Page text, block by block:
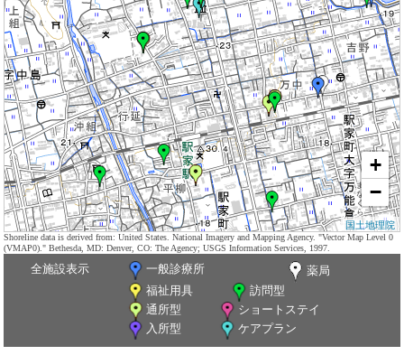
+
−
国土地理院
Shoreline data is derived from: United States. National Imagery and Mapping Agency. "Vector Map Level 0
(VMAP0)." Bethesda, MD: Denver, CO: The Agency; USGS Information Services, 1997.
全施設表示 一般診療所
薬局
福祉用具
訪問型
通所型
ショートステイ
入所型
ケアプラン